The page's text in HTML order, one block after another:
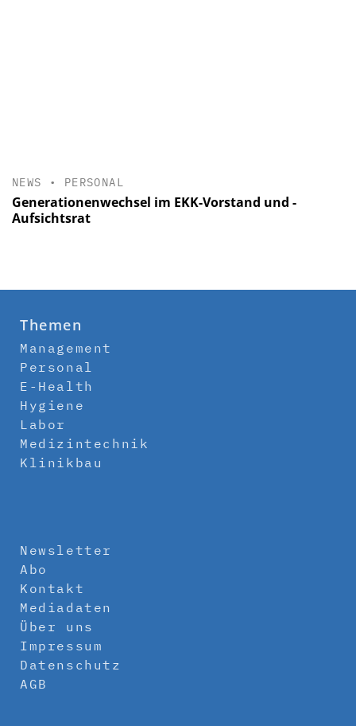
NEWS • PERSONAL
Generationenwechsel im EKK-Vorstand und -
Aufsichtsrat
Themen
Management
Personal
E-Health
Hygiene
Labor
Medizintechnik
Klinikbau
Newsletter
Abo
Kontakt
Mediadaten
Über uns
Impressum
Datenschutz
AGB